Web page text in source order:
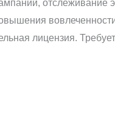
отслеживание
лицензия.